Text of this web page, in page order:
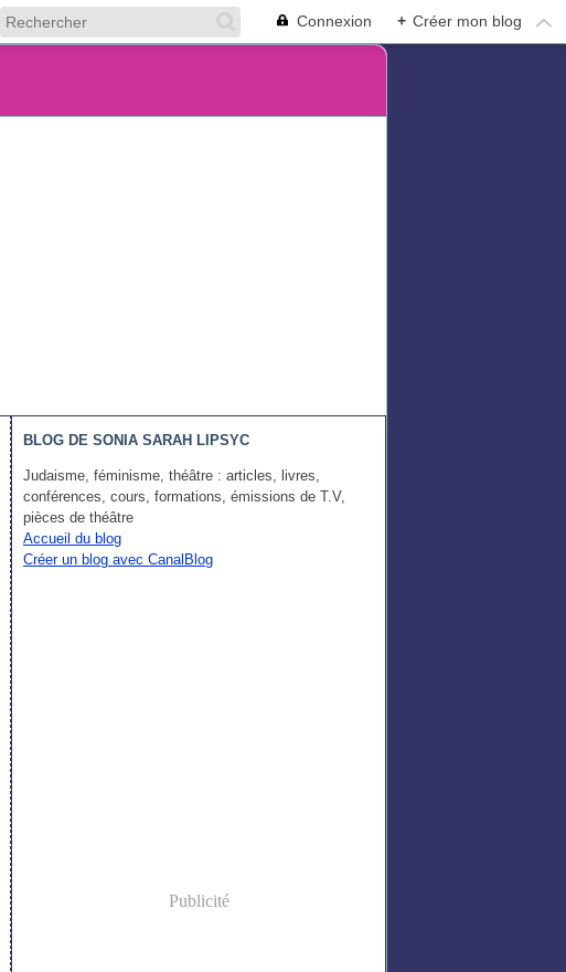
Connexion + Créer mon blog
BLOG DE SONIA SARAH LIPSYC
Judaisme, féminisme, théâtre : articles, livres,
conférences, cours, formations, émissions de T.V,
pièces de théâtre
Accueil du blog
Créer un blog avec CanalBlog
Publicité